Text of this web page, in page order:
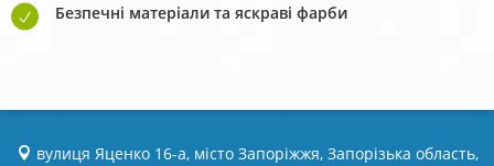
Безпечні матеріали та яскраві фарби
вулиця Яценко 16-а, місто Запоріжжя, Запорізька область,